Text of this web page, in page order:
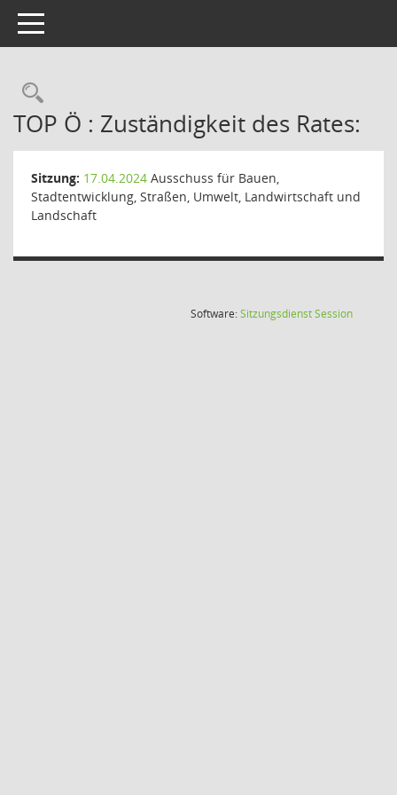
Toggle navigation
Rechercheauswahl
TOP Ö : Zuständigkeit des Rates:
Sitzung: 17.04.2024 Ausschuss für Bauen,
Stadtentwicklung, Straßen, Umwelt, Landwirtschaft und
Landschaft
Software:SitzungsdienstSession(Wird in